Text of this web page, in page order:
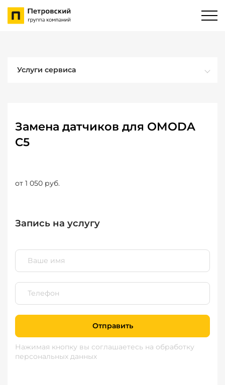
Услуги сервиса
Замена датчиков для OMODA
C5
от 1 050 руб.
Запись на услугу
Отправить
Нажимая кнопку вы соглашаетесь на обработку
персональных данных